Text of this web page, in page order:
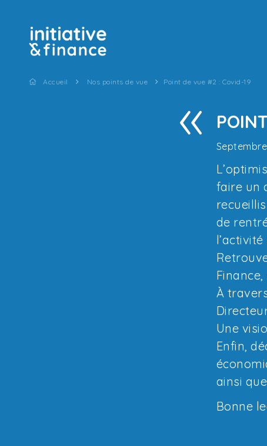
Accueil Nos points de vue Point de vue #2 : Covid-19
faire un
de
À
Une
Enfin,
ainsi
Bonne